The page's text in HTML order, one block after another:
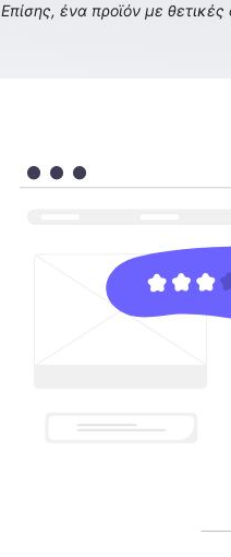
ένα προϊόν με θετικές